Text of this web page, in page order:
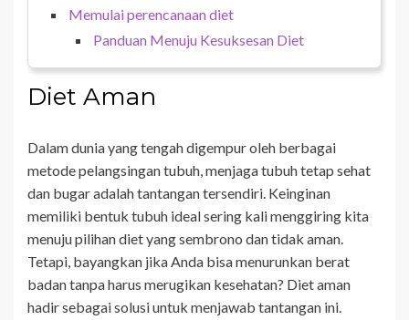
Memulai perencanaan diet
Panduan Menuju Kesuksesan Diet
Diet Aman
Dalam dunia yang tengah digempur oleh berbagai
metode pelangsingan tubuh, menjaga tubuh tetap sehat
dan bugar adalah tantangan tersendiri. Keinginan
memiliki bentuk tubuh ideal sering kali menggiring kita
menuju pilihan diet yang sembrono dan tidak aman.
Tetapi, bayangkan jika Anda bisa menurunkan berat
badan tanpa harus merugikan kesehatan? Diet aman
hadir sebagai solusi untuk menjawab tantangan ini.